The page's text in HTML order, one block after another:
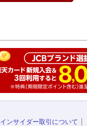
インサイダー取引について